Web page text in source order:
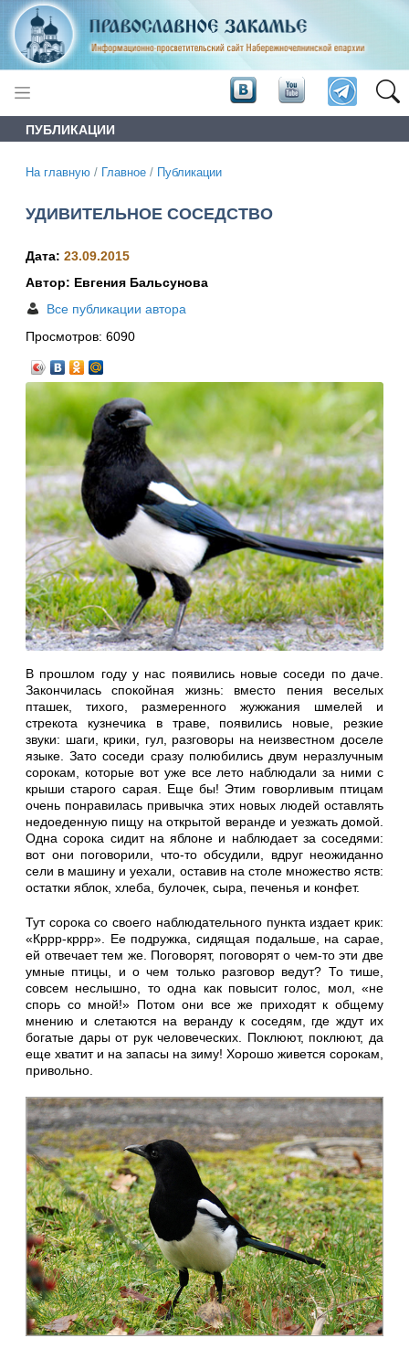
ПУБЛИКАЦИИ
На главную / Главное / Публикации
УДИВИТЕЛЬНОЕ СОСЕДСТВО
Дата: 23.09.2015
Автор: Евгения Бальсунова
Все публикации автора
Просмотров: 6090
В прошлом году у нас появились новые соседи по даче.
Закончилась спокойная жизнь: вместо пения веселых
пташек, тихого, размеренного жужжания шмелей и
стрекота кузнечика в траве, появились новые, резкие
звуки: шаги, крики, гул, разговоры на неизвестном доселе
языке. Зато соседи сразу полюбились двум неразлучным
сорокам, которые вот уже все лето наблюдали за ними с
крыши старого сарая. Еще бы! Этим говорливым птицам
очень понравилась привычка этих новых людей оставлять
недоеденную пищу на открытой веранде и уезжать домой.
Одна сорока сидит на яблоне и наблюдает за соседями:
вот они поговорили, что-то обсудили, вдруг неожиданно
сели в машину и уехали, оставив на столе множество яств:
остатки яблок, хлеба, булочек, сыра, печенья и конфет.
Тут сорока со своего наблюдательного пункта издает крик:
«Кррр-кррр». Ее подружка, сидящая подальше, на сарае,
ей отвечает тем же. Поговорят, поговорят о чем-то эти две
умные птицы, и о чем только разговор ведут? То тише,
совсем неслышно, то одна как повысит голос, мол, «не
спорь со мной!» Потом они все же приходят к общему
мнению и слетаются на веранду к соседям, где ждут их
богатые дары от рук человеческих. Поклюют, поклюют, да
еще хватит и на запасы на зиму! Хорошо живется сорокам,
привольно.